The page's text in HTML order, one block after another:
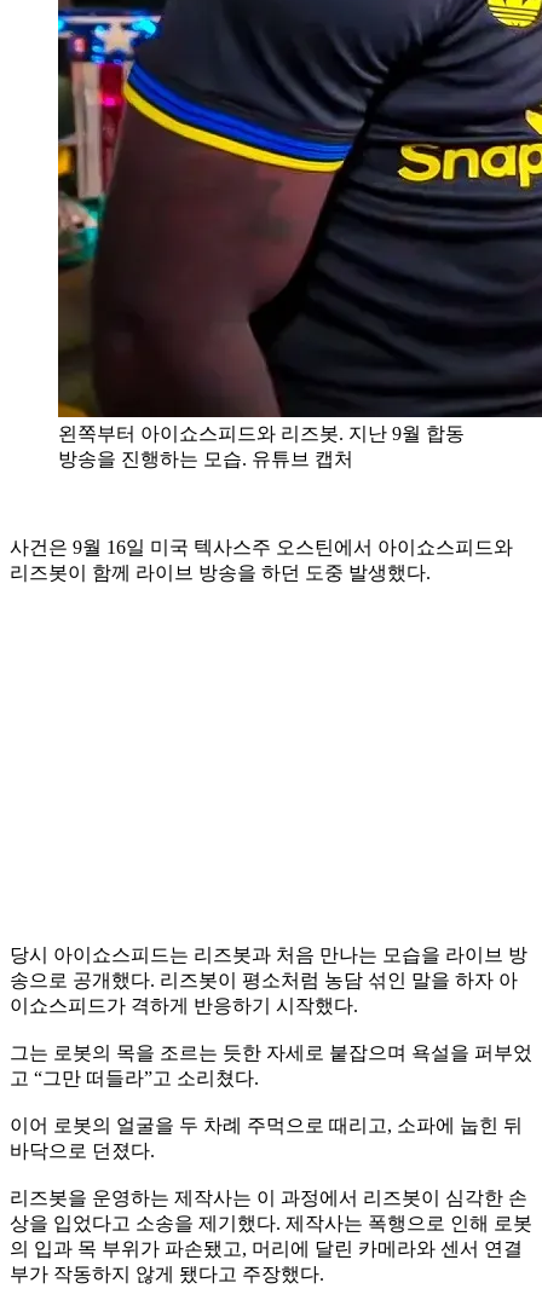
왼쪽부터 아이쇼스피드와 리즈봇. 지난 9월 합동
방송을 진행하는 모습. 유튜브 캡처
사건은 9월 16일 미국 텍사스주 오스틴에서 아이쇼스피드와
리즈봇이 함께 라이브 방송을 하던 도중 발생했다.
당시 아이쇼스피드는 리즈봇과 처음 만나는 모습을 라이브 방
송으로 공개했다. 리즈봇이 평소처럼 농담 섞인 말을 하자 아
이쇼스피드가 격하게 반응하기 시작했다.
그는 로봇의 목을 조르는 듯한 자세로 붙잡으며 욕설을 퍼부었
고 “그만 떠들라”고 소리쳤다.
이어 로봇의 얼굴을 두 차례 주먹으로 때리고, 소파에 눕힌 뒤
바닥으로 던졌다.
리즈봇을 운영하는 제작사는 이 과정에서 리즈봇이 심각한 손
상을 입었다고 소송을 제기했다. 제작사는 폭행으로 인해 로봇
의 입과 목 부위가 파손됐고, 머리에 달린 카메라와 센서 연결
부가 작동하지 않게 됐다고 주장했다.